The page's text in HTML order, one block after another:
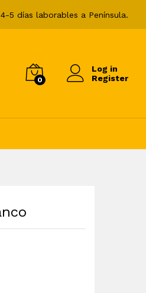
5 días laborables a Península.
0
Log in
Register
Añadir al carrito